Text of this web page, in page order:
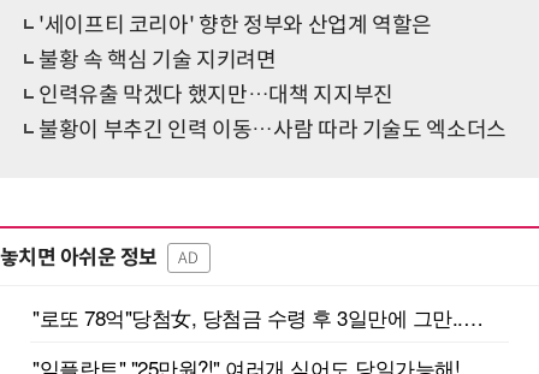
'세이프티 코리아' 향한 정부와 산업계 역할은
불황 속 핵심 기술 지키려면
인력유출 막겠다 했지만…대책 지지부진
불황이 부추긴 인력 이동…사람 따라 기술도 엑소더스
놓치면 아쉬운 정보 AD